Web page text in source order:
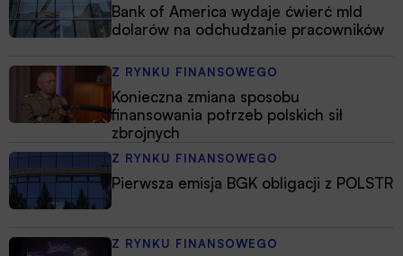
Bank of America wydaje ćwierć mld
dolarów na odchudzanie pracowników
Z RYNKU FINANSOWEGO
Konieczna zmiana sposobu
finansowania potrzeb polskich sił
zbrojnych
Z RYNKU FINANSOWEGO
Pierwsza emisja BGK obligacji z POLSTR
Z RYNKU FINANSOWEGO